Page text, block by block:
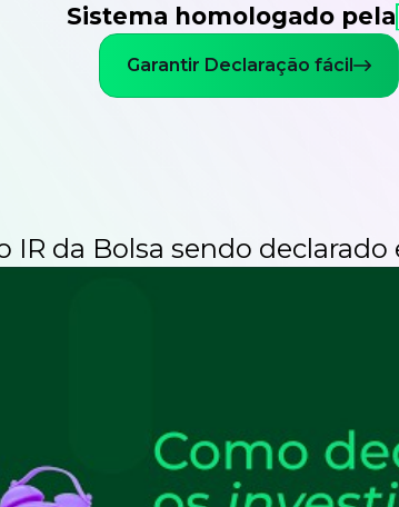
Sistema homologado pela
Garantir Declaração fácil
IR da Bolsa sendo declarado